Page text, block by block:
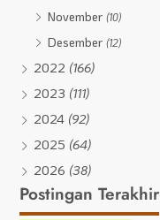
November(10)
Desember(12)
2022 (166)
2023 (111)
2024 (92)
2025 (64)
2026 (38)
Postingan Terakhir